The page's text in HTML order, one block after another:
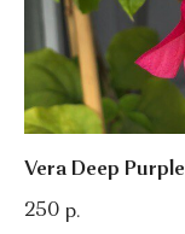
Vera Deep Purple
250 р.